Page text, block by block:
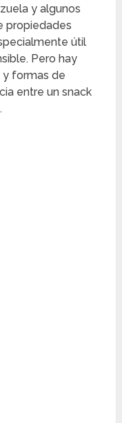
y algunos
propiedades
útil
Pero hay
y formas de
entre un snack